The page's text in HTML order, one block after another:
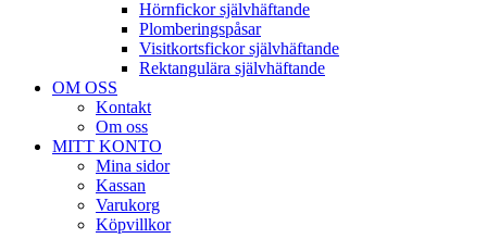
Hörnfickor självhäftande
Plomberingspåsar
Visitkortsfickor självhäftande
Rektangulära självhäftande
OM OSS
Kontakt
Om oss
MITT KONTO
Mina sidor
Kassan
Varukorg
Köpvillkor